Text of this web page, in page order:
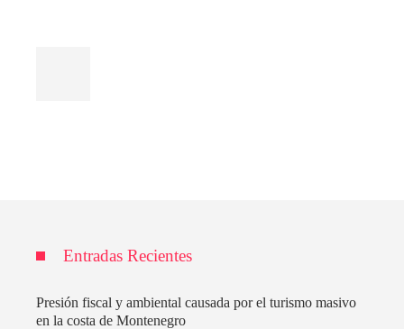
Entradas Recientes
Presión fiscal y ambiental causada por el turismo masivo
en la costa de Montenegro